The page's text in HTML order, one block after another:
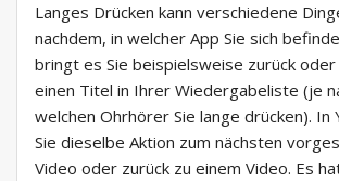
Langes Drücken kann verschiedene
nachdem, in welcher App Sie sich
bringt es Sie beispielsweise zurück
einen Titel in Ihrer Wiedergabeliste (je
welchen Ohrhörer Sie lange drücken). In
Sie dieselbe Aktion zum nächsten
Video oder zurück zu einem Video. Es